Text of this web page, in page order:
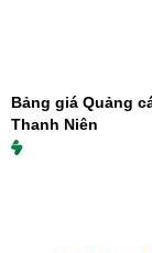
Bảng giá Quảng
Thanh Niên